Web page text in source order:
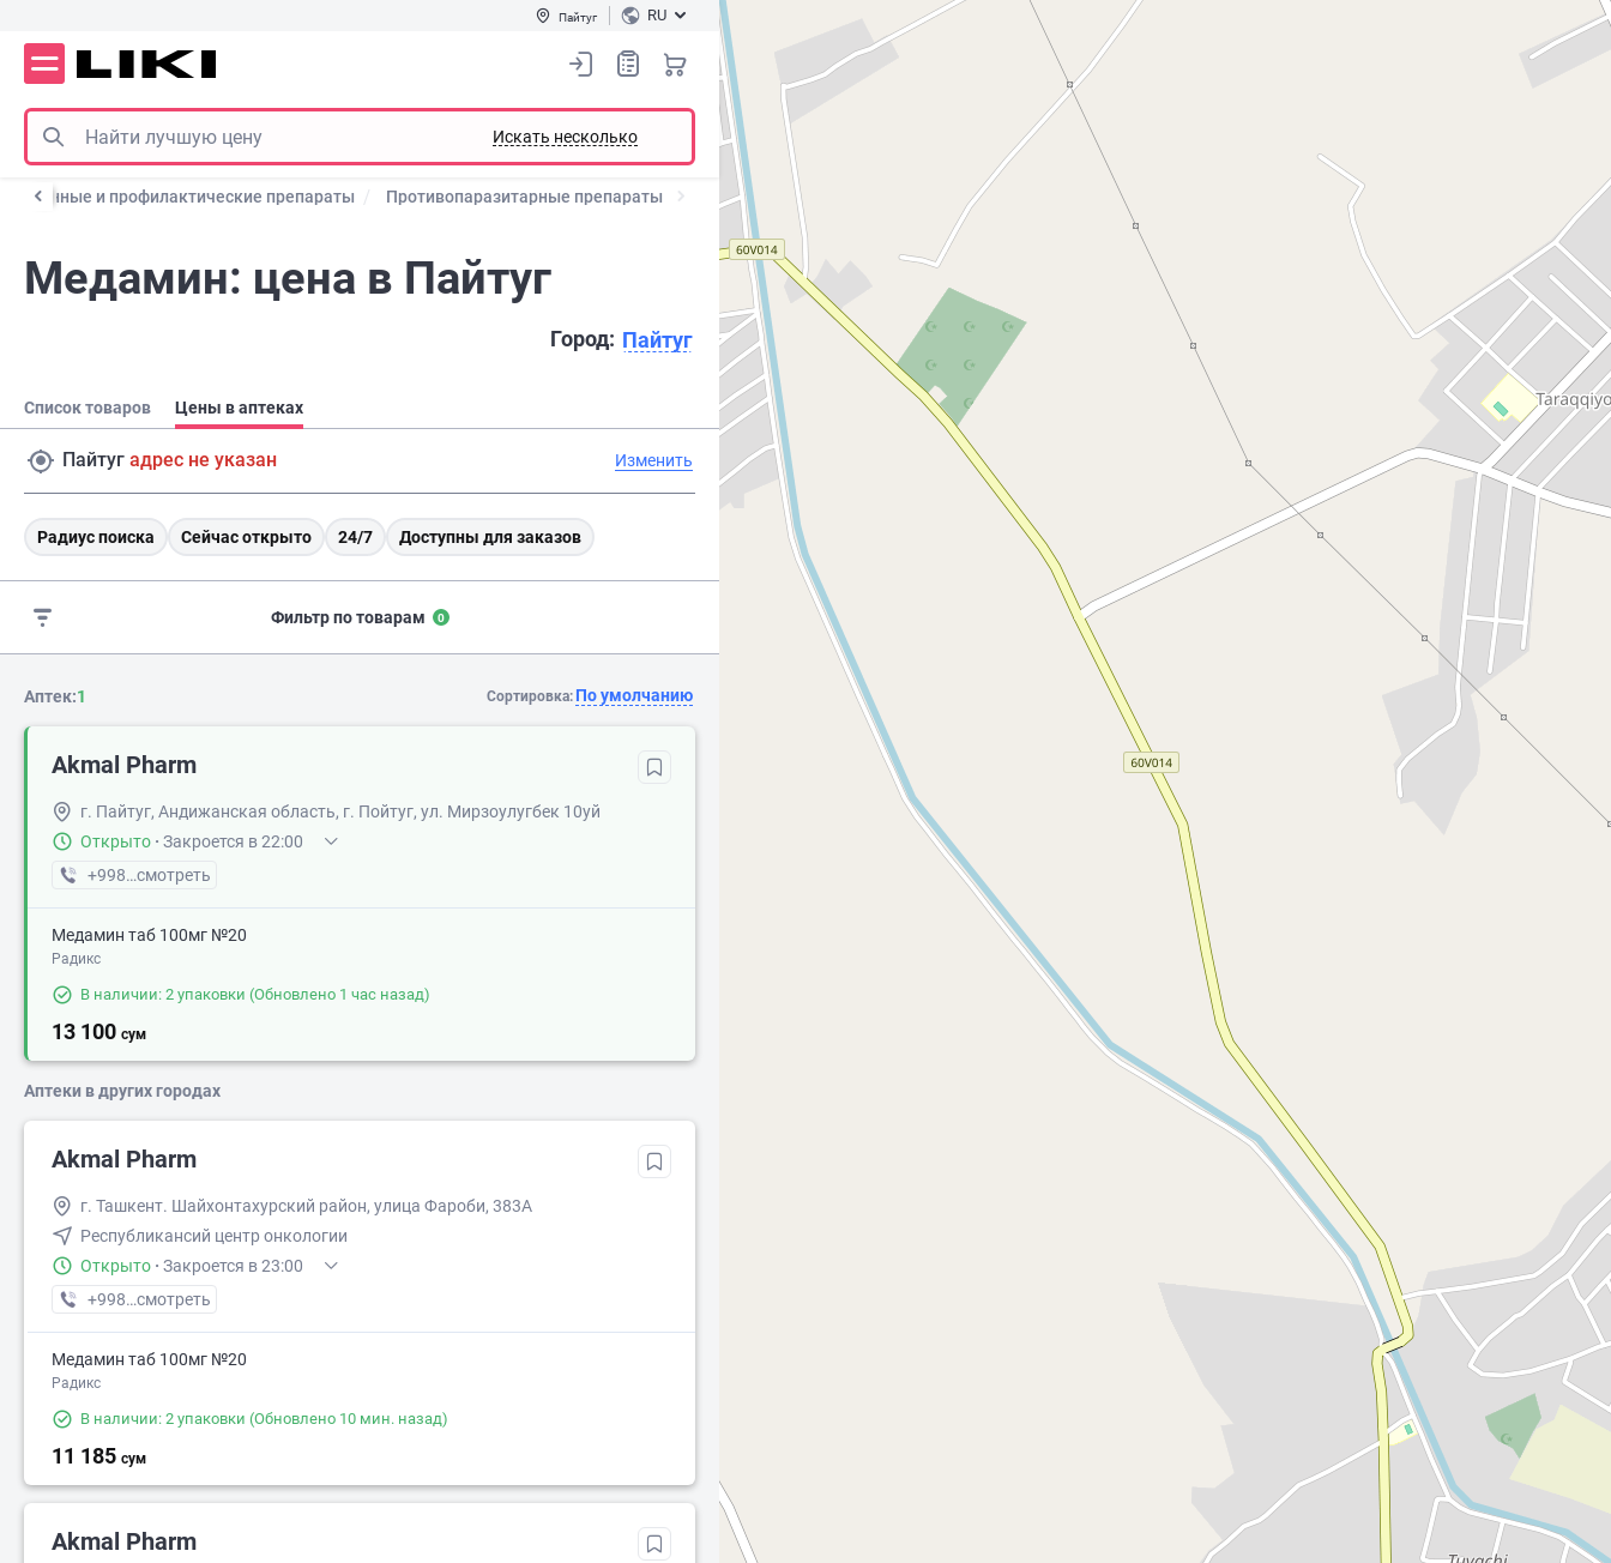
Пайтуг RU
Искать несколько
и профилактические препараты Противопаразитарные препараты
Медамин: цена в Пайтуг
Город: Пайтуг
Список товаров Цены в аптеках
Пайтуг адрес не указан Изменить
Радиус поиска Сейчас открыто 24/7 Доступны для заказов
Фильтр по товарам 0
Аптек:1 Сортировка: По умолчанию
Akmal Pharm
г. Пайтуг, Андижанская область, г. Пойтуг, ул. Мирзоулугбек 10уй
Открыто · Закроется в 22:00
+998 (90) XXX-XX-XX
смотреть
Медамин таб 100мг №20
Радикс
В наличии: 2 упаковки (Обновлено 1 час назад)
13 100 сум
Аптеки в других городах
Akmal Pharm
г. Ташкент. Шайхонтахурский район, улица Фароби, 383А
Республикансий центр онкологии
Открыто · Закроется в 23:00
+998 (99) XXX-XX-XX
смотреть
Медамин таб 100мг №20
Радикс
В наличии: 2 упаковки (Обновлено 10 мин. назад)
11 185 сум
Akmal Pharm